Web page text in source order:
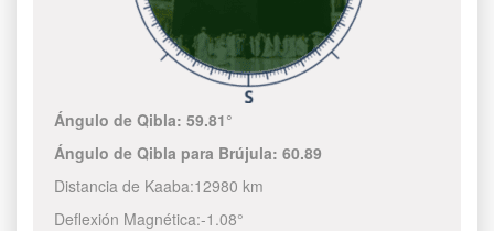
Ángulo de Qibla:59.81°
Ángulo de Qibla para Brújula:60.89
Distancia de Kaaba:12980 km
Deflexión Magnética:-1.08°